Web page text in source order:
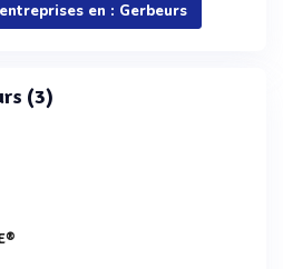
en : Gerbeurs
(3)